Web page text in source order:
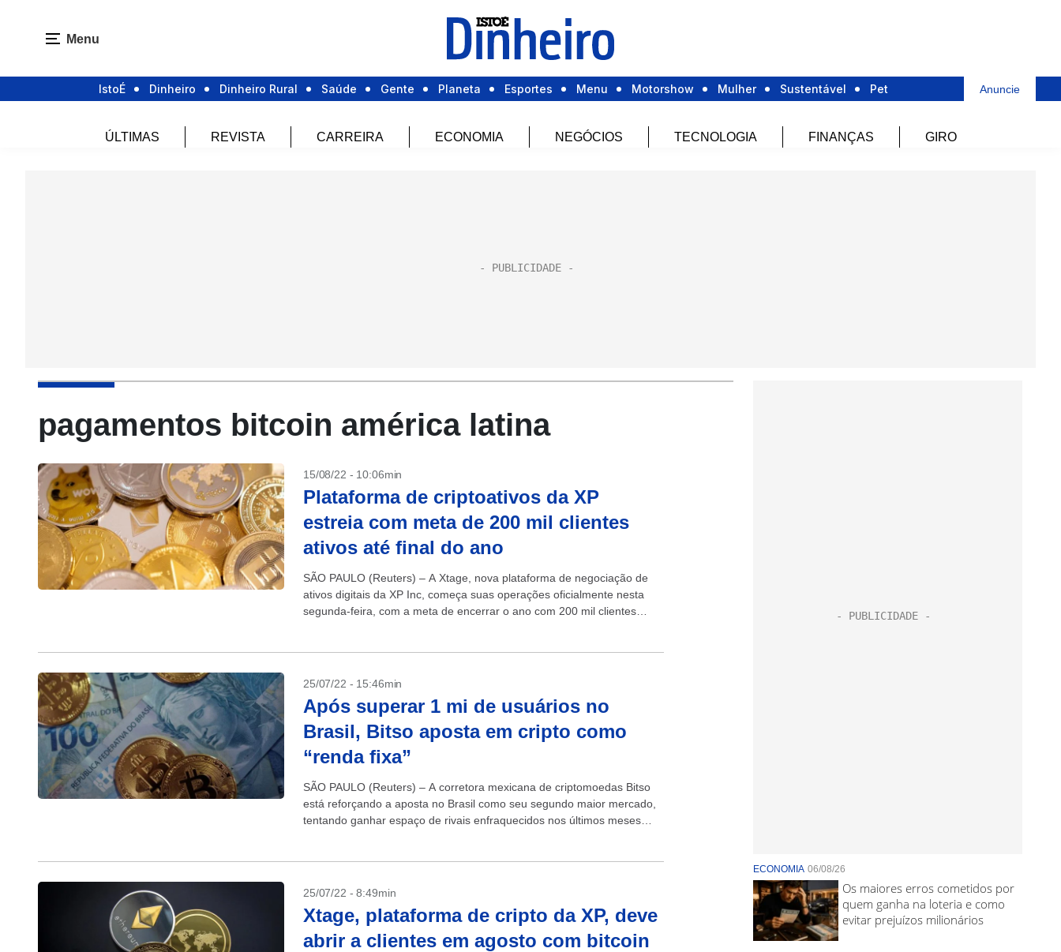
Menu
IstoÉ Dinheiro Dinheiro Rural Saúde Gente Planeta Esportes Menu Motorshow Mulher Sustentável Pet Anuncie
ÚLTIMAS REVISTA CARREIRA ECONOMIA NEGÓCIOS TECNOLOGIA FINANÇAS GIRO
pagamentos bitcoin américa latina
15/08/22 - 10:06min
Plataforma de criptoativos da XP
estreia com meta de 200 mil clientes
ativos até final do ano
SÃO PAULO (Reuters) – A Xtage, nova plataforma de negociação de
ativos digitais da XP Inc, começa suas operações oficialmente nesta
segunda-feira, com a meta de encerrar o ano com 200 mil clientes
25/07/22 - 15:46min
Após superar 1 mi de usuários no
Brasil, Bitso aposta em cripto como
“renda fixa”
SÃO PAULO (Reuters) – A corretora mexicana de criptomoedas Bitso
está reforçando a aposta no Brasil como seu segundo maior mercado,
tentando ganhar espaço de rivais enfraquecidos nos últimos meses
25/07/22 - 8:49min
Xtage, plataforma de cripto da XP, deve
abrir a clientes em agosto com bitcoin
ECONOMIA 06/08/26
Os maiores erros cometidos por
quem ganha na loteria e como
evitar prejuízos milionários